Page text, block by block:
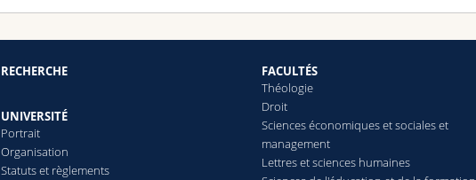
RECHERCHE
UNIVERSITÉ
Portrait
Organisation
Statuts et règlements
FACULTÉS
Théologie
Droit
Sciences économiques et sociales et
management
Lettreset sciences humaines